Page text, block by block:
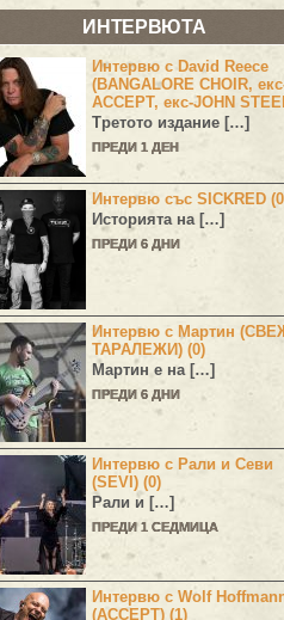
ИНТЕРВЮТА
Интервю с David Reece
(BANGALORE CHOIR,
ACCEPT, екс-JOHN
Третото издание […]
ПРЕДИ 1 ДЕН
Интервю със SICKRED
Историята на […]
ПРЕДИ 6 ДНИ
Интервю с Мартин
ТАРАЛЕЖИ) (0)
Мартин е на […]
ПРЕДИ 6 ДНИ
Интервю с Рали и Севи
(SEVI) (0)
Рали и […]
ПРЕДИ 1 СЕДМИЦА
Интервю с Wolf
(ACCEPT) (1)